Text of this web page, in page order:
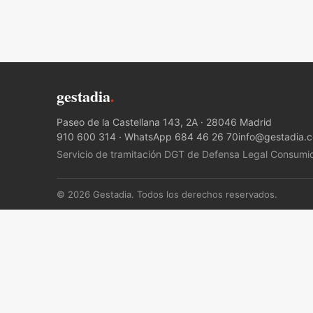
gestadia.
Paseo de la Castellana 143, 2A · 28046 Madrid
910 600 314 · WhatsApp 684 46 26 70
Servicio de tramitación DGT de Defensa Legal
© 2026 Gestadia. Todos los derechos reservados.